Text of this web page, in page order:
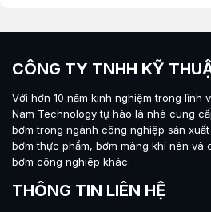
CÔNG TY TNHH KỸ
Với hơn 10 năm kinh nghiệm trong lĩnh
Nam Technologytự hào là nhà cung
bơm trong ngành công nghiệp sản
bơm thực phẩm, bơm màng khí nén và
bơm công nghiêp khác.
THÔNG TIN LIÊN HỆ